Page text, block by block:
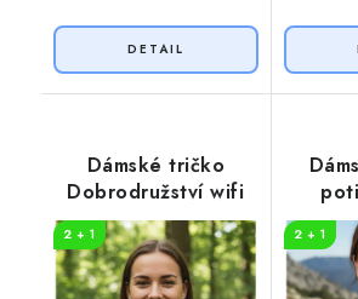
Dámské tričko
Dobrodružství wifi
2 + 1 2 + 1